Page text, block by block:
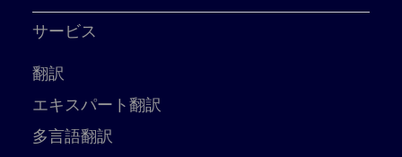
サービス
翻訳
エキスパート翻訳
多言語翻訳